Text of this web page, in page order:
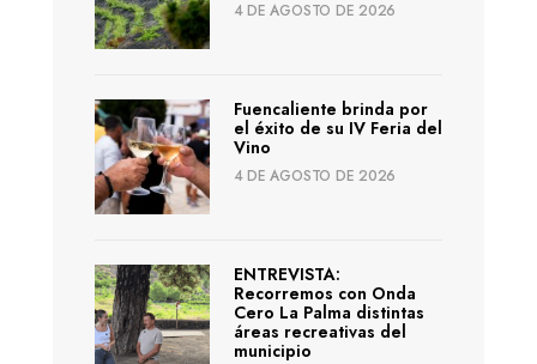
4 DE AGOSTO DE 2026
Fuencaliente brinda por
el éxito de su IV Feria del
Vino
4 DE AGOSTO DE 2026
ENTREVISTA:
Recorremos con Onda
Cero La Palma distintas
áreas recreativas del
municipio